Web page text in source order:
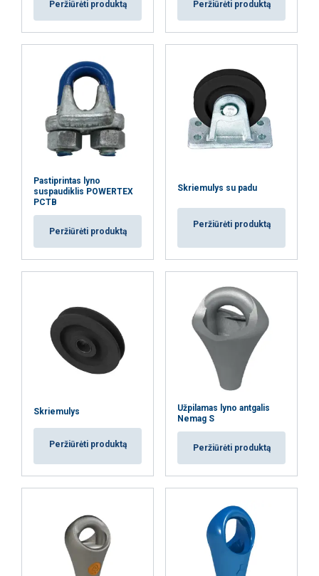
Peržiūrėti produktą Peržiūrėti produktą
Pastiprintas lyno
suspaudiklis POWERTEX
PCTB
Peržiūrėti produktą
Skriemulys su padu
Peržiūrėti produktą
Skriemulys
Peržiūrėti produktą
Užpilamas lyno antgalis
Nemag S
Peržiūrėti produktą
Būtinieji
Veikimą
gerinantys
Tiksliniai
Funkciniai Neklasifikuojami
PARODYTI DETALIAU